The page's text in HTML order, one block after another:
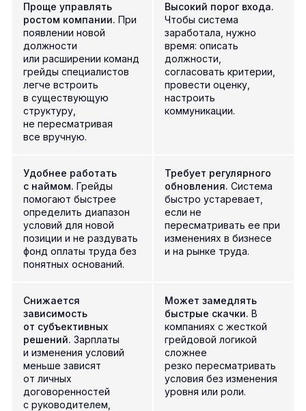
Проще управлять
ростом компании. При
появлении новой
должности
или расширении команд
грейды специалистов
легче встроить
в существующую
структуру,
не пересматривая
все вручную.
Высокий порог входа.
Чтобы система
заработала, нужно
время: описать
должности,
согласовать критерии,
провести оценку,
настроить
коммуникации.
Удобнее работать
с наймом. Грейды
помогают быстрее
определить диапазон
условий для новой
позиции и не раздувать
фонд оплаты труда без
понятных оснований.
Требует регулярного
обновления. Система
быстро устаревает,
если не
пересматривать ее при
изменениях в бизнесе
и на рынке труда.
Снижается
зависимость
от субъективных
решений. Зарплаты
и изменения условий
меньше зависят
от личных
договоренностей
с руководителем,
Может замедлять
быстрые скачки. В
компаниях с жесткой
грейдовой логикой
сложнее
резко пересматривать
условия без изменения
уровня или роли.